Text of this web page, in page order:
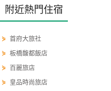
滿
意
單
管
附近熱門住宿
⋟首府大旅社
⋟板橋馥都飯店
⋟百麗旅店
⋟ 皇品時尚旅店